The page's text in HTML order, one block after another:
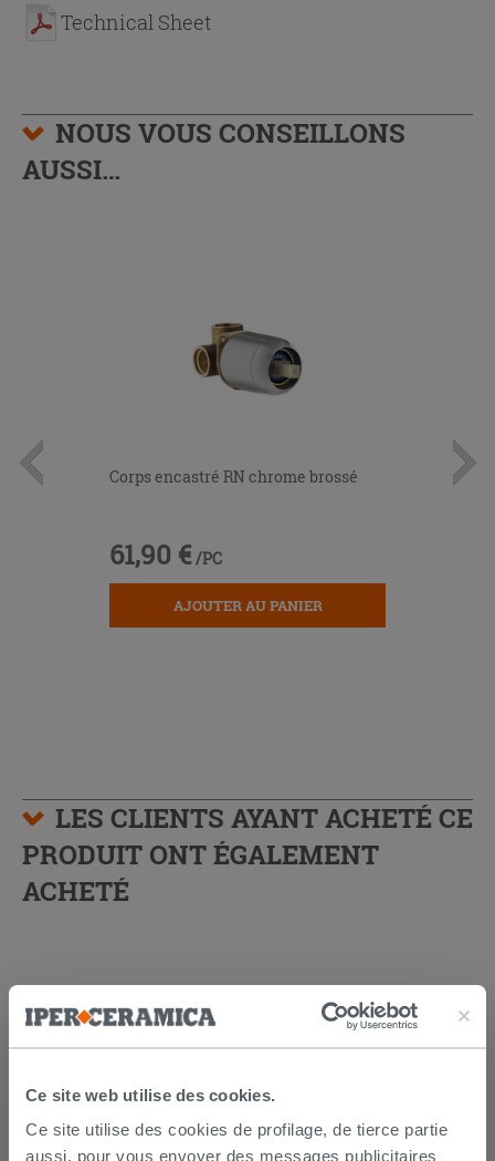
Ce site web utilise des cookies.
Ce site utilise des cookies de profilage, de tierce partie
aussi, pour vous envoyer des messages publicitaires
Technical Sheet
NOUS VOUS CONSEILLONS
AUSSI…
Corps encastré RN chrome brossé
61,90 € /PC
AJOUTER AU PANIER
LES CLIENTS AYANT ACHETÉ CE
PRODUIT ONT ÉGALEMENT
ACHETÉ